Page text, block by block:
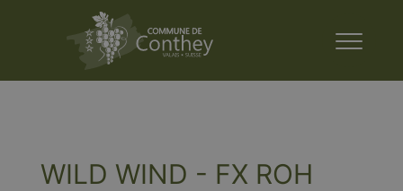
WILD WIND - FX ROH